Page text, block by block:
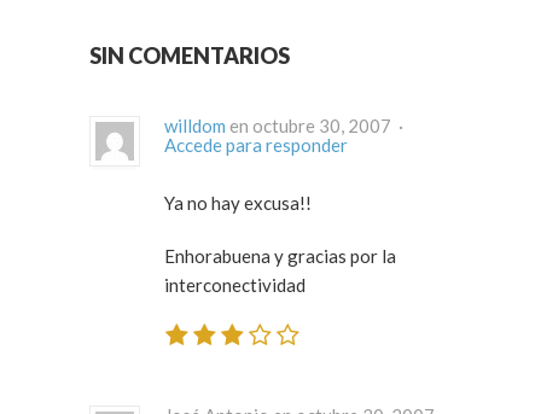
SIN COMENTARIOS
willdom
en octubre 30, 2007 ·
Accede para responder
Ya no hay excusa!!
Enhorabuena y gracias por la
interconectividad